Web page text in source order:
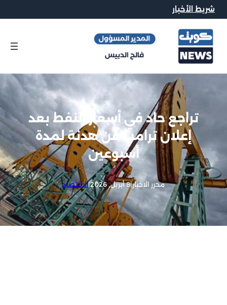
شريط الأخبار
تراجع حاد في أسعار النفط بعد
إعلان ترامب عن هدنة لمدة
أسبوعين
محرر الاخبار|8 أبريل, 2026 |الاقتصاد